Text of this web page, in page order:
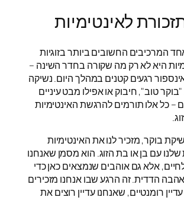
לאינטימיות
המרכיבים החשובים ביותר בזוגיות
היא לא רק מה שקורה בחדר השינה –
רגעים קטנים במהלך היום. נשיקה
טוב", חיבוק או אפילו מבט עיניים
– כל אלו תורמים להרגשת האינטימיות
בוקר, מזכיר לנו את האינטימיות
שלנו עם בן או בת הזוג. הוא מסמן שאנחנו
אלא גם אוהבים שנמצאים כאן כדי
הדדית. זה הרגע שבו אנחנו מזכירים
רומנטיים, שאנחנו עדיין רוצים את